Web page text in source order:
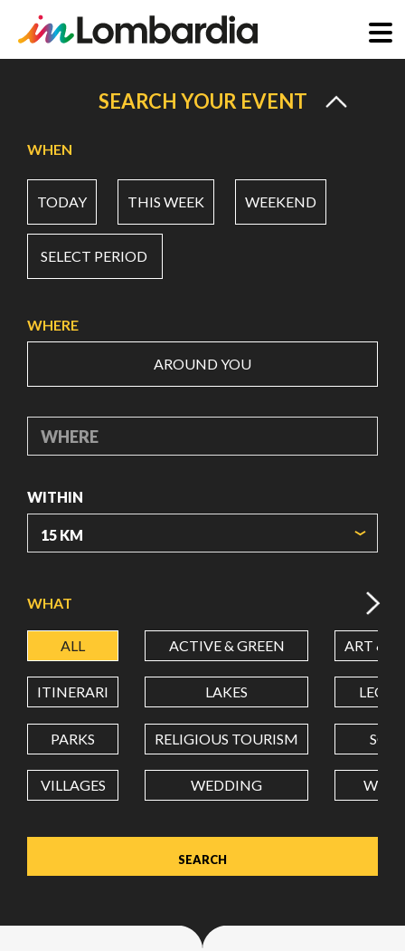
content
SEARCH YOUR EVENT
WHEN
TODAY THIS WEEK WEEKEND
SELECT PERIOD
WHERE
AROUND YOU
WHERE
WITHIN
LATITUDE
LONGITUDE
Value in decimal degrees. Use dot (.) as decimal separator.
WHAT
ALL ACTIVE & GREEN ART &
ITINERARI LAKES
PARKS RELIGIOUS TOURISM
VILLAGES WEDDING